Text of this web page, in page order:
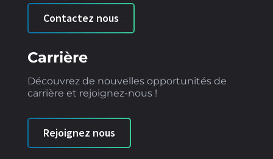
Contactez nous
Carrière
Découvrez de nouvelles opportunités de
carrière et rejoignez-nous !
Rejoignez nous